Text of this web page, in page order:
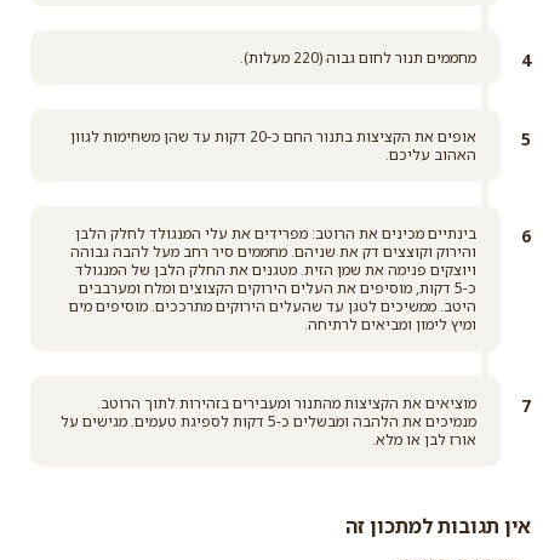
מחממים תנור לחום גבוה (220 מעלות).
אופים את הקציצות בתנור החם כ-20 דקות עד שהן משחימות לגוון
האהוב עליכם.
בינתיים מכינים את הרוטב: מפרידים את עלי המנגולד לחלק הלבן
והירוק וקוצצים דק את שניהם. מחממים סיר רחב מעל להבה גבוהה
ויוצקים פנימה את שמן הזית. מטגנים את החלק הלבן של המנגולד
כ-5 דקות, מוסיפים את העלים הירוקים הקצוצים ומלח ומערבבים
היטב. ממשיכים לטגן עד שהעלים הירוקים מתרככים. מוסיפים מים
ומיץ לימון ומביאים לרתיחה.
מוציאים את הקציצות מהתנור ומעבירים בזהירות לתוך הרוטב.
מנמיכים את הלהבה ומבשלים כ-5 דקות לספיגת טעמים. מגישים על
אורז לבן או מלא.
אין תגובות למתכון זה